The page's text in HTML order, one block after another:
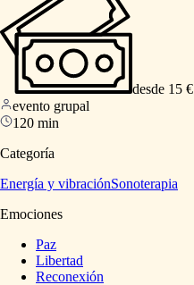
desde 15 €
evento grupal
120 min
Categoría
Energía y vibraciónSonoterapia
Emociones
Paz
Libertad
Reconexión